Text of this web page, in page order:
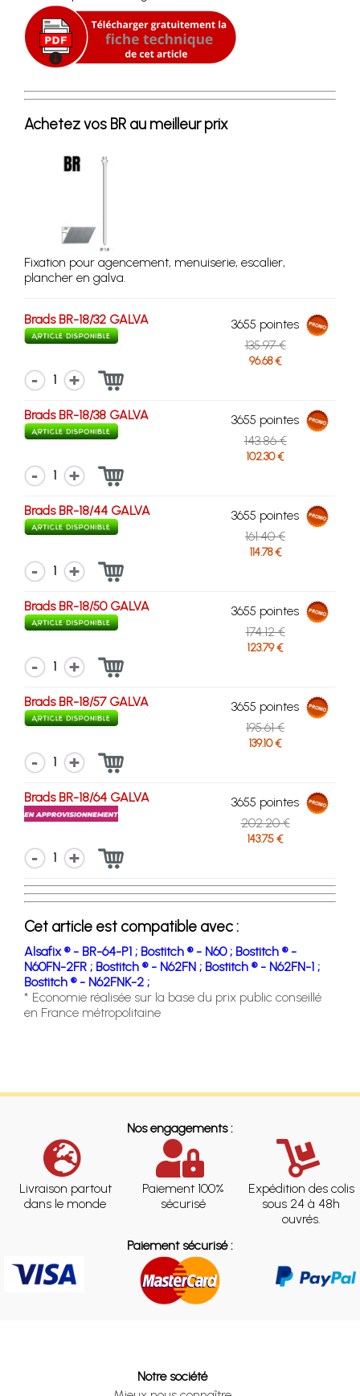
Achetez vos BR au meilleur prix
Fixation pour agencement, menuiserie, escalier,
plancher en galva.
Brads BR-18/32 GALVA
3655 pointes
135.97 €
96.68 €
1
Brads BR-18/38 GALVA
3655 pointes
143.86 €
102.30 €
1
Brads BR-18/44 GALVA
3655 pointes
161.40 €
114.78 €
1
Brads BR-18/50 GALVA
3655 pointes
174.12 €
123.79 €
1
Brads BR-18/57 GALVA
3655 pointes
195.61 €
139.10 €
1
Brads BR-18/64 GALVA
3655 pointes
202.20 €
143.75 €
1
Cet article est compatible avec :
Alsafix ® - BR-64-P1 ; Bostitch ® - N60 ; Bostitch ® -
N60FN-2FR ; Bostitch ® - N62FN ; Bostitch ® - N62FN-1 ;
Bostitch ® - N62FNK-2 ;
* Economie réalisée sur la base du prix public conseillé
en France métropolitaine
Nos engagements :
Livraison partout
dans le monde
Paiement 100%
sécurisé
Expédition des colis
sous 24 à 48h
ouvrés.
Paiement sécurisé :
Notre société